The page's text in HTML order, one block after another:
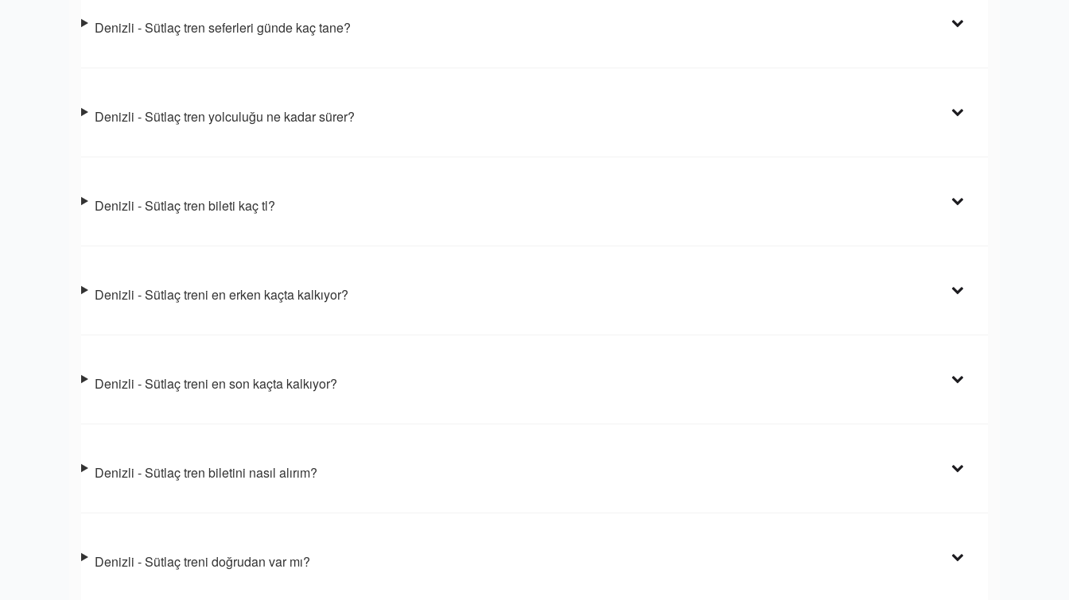
Denizli - Sütlaç tren seferleri günde kaç tane?
Denizli - Sütlaç tren yolculuğu ne kadar sürer?
Denizli - Sütlaç tren bileti kaç tl?
Denizli - Sütlaç treni en erken kaçta kalkıyor?
Denizli - Sütlaç treni en son kaçta kalkıyor?
Denizli - Sütlaç tren biletini nasıl alırım?
Denizli - Sütlaç treni doğrudan var mı?